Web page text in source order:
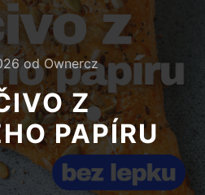
odOwnercz
Z
PAPÍRU